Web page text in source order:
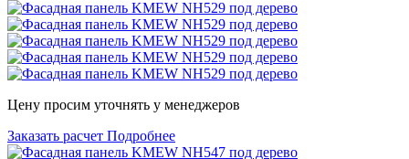
Цену просим уточнять у менеджеров
Заказать расчет Подробнее